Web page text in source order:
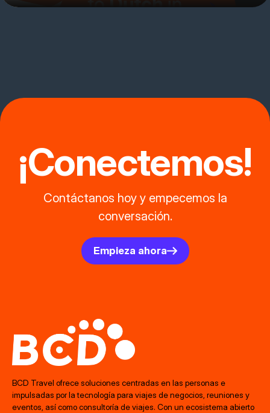
¡Conectemos!
Contáctanos hoy y empecemos la
conversación.
Empieza ahora
BCD Travel ofrece soluciones centradas en las personas e
impulsadas por la tecnología para viajes de negocios, reuniones y
eventos, así como consultoría de viajes. Con un ecosistema abierto